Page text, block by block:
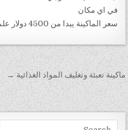
في اي مكان
سعر الماكينة يبدا من 4500 دولار علما باننا ايضا نقبل التعامل بالجنيه المصري
تصفّح المقالات
ماكينة تعبئة وتغليف المواد الغذائية →
Search for: